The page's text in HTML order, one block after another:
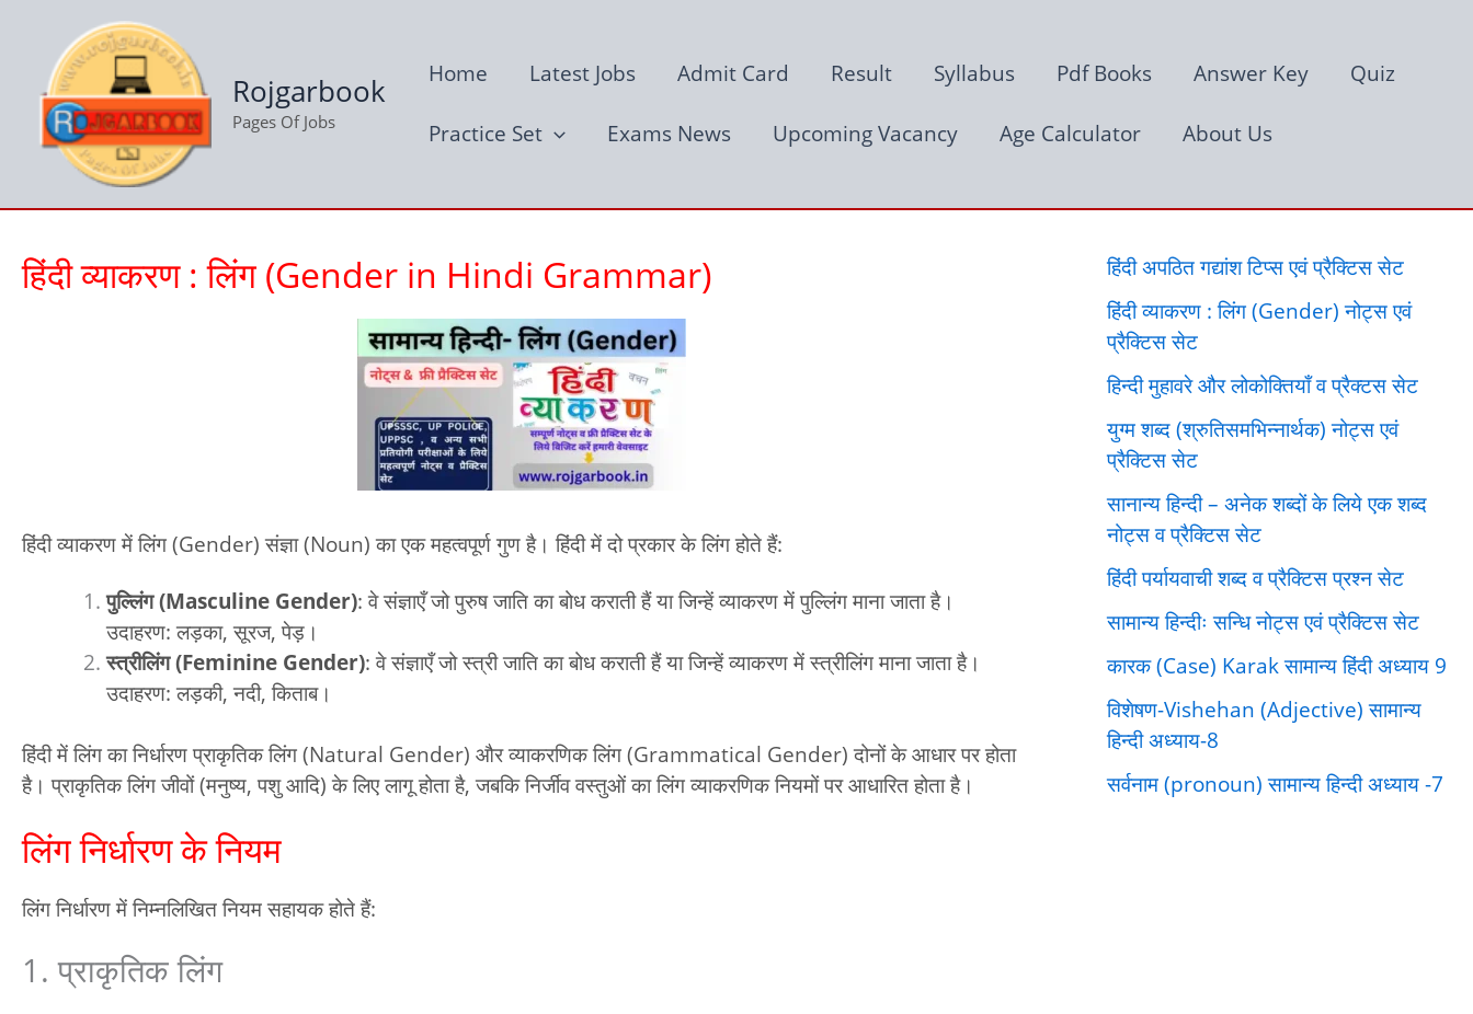
content
Rojgarbook
Pages Of Jobs
Home Latest Jobs Admit Card Result Syllabus Pdf Books Answer Key Quiz
Practice Set Exams News Upcoming Vacancy Age Calculator About Us
हिंदी व्याकरण : लिंग (Gender in Hindi Grammar)
हिंदी व्याकरण में लिंग (Gender) संज्ञा (Noun) का एक महत्वपूर्ण गुण है। हिंदी में दो प्रकार के लिंग होते हैं:
पुल्लिंग (Masculine Gender): वे संज्ञाएँ जो पुरुष जाति का बोध कराती हैं या जिन्हें व्याकरण में पुल्लिंग माना जाता है।
उदाहरण: लड़का, सूरज, पेड़।
स्त्रीलिंग (Feminine Gender): वे संज्ञाएँ जो स्त्री जाति का बोध कराती हैं या जिन्हें व्याकरण में स्त्रीलिंग माना जाता है।
उदाहरण: लड़की, नदी, किताब।
हिंदी में लिंग का निर्धारण प्राकृतिक लिंग (Natural Gender) और व्याकरणिक लिंग (Grammatical Gender) दोनों के आधार पर होता
है। प्राकृतिक लिंग जीवों (मनुष्य, पशु आदि) के लिए लागू होता है, जबकि निर्जीव वस्तुओं का लिंग व्याकरणिक नियमों पर आधारित होता है।
लिंग निर्धारण के नियम
लिंग निर्धारण में निम्नलिखित नियम सहायक होते हैं:
1. प्राकृतिक लिंग
हिंदी अपठित गद्यांश टिप्स एवं प्रैक्टिस सेट
हिंदी व्याकरण : लिंग (Gender) नोट्स एवं
प्रैक्टिस सेट
हिन्दी मुहावरे और लोकोक्तियाँ व प्रैक्टस सेट
युग्म शब्द (श्रुतिसमभिन्नार्थक) नोट्स एवं
प्रैक्टिस सेट
सानान्य हिन्दी – अनेक शब्दों के लिये एक शब्द
नोट्स व प्रैक्टिस सेट
हिंदी पर्यायवाची शब्द व प्रैक्टिस प्रश्न सेट
सामान्य हिन्दीः सन्धि नोट्स एवं प्रैक्टिस सेट
कारक (Case) Karak सामान्य हिंदी अध्याय 9
विशेषण-Vishehan (Adjective) सामान्य
हिन्दी अध्याय-8
सर्वनाम (pronoun) सामान्य हिन्दी अध्याय -7